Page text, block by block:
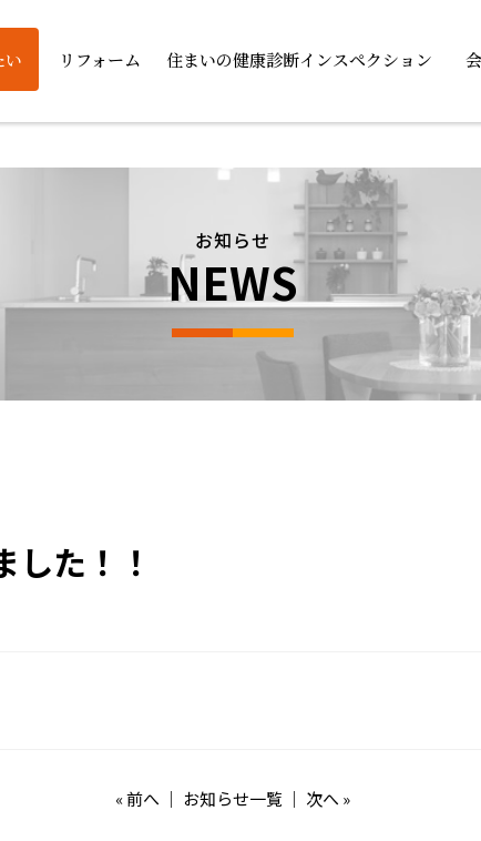
い リフォーム 住まいの健康診断インスペクション
お知らせ
NEWS
た！！
«前へ ｜ お知らせ一覧 ｜ 次へ »